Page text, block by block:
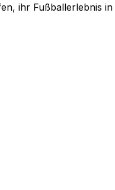
ihr Fußballerlebnis